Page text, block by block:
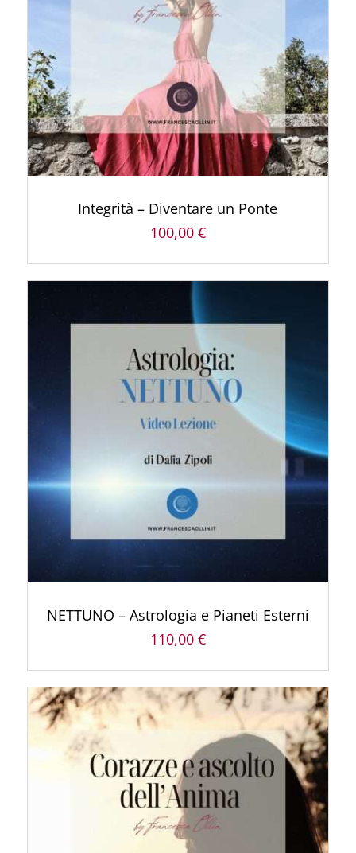
AGGIUNGI AL CARRELLO /
Integrità – Diventare un Ponte
100,00 €
DETTAGLI
NETTUNO – Astrologia e Pianeti Esterni
110,00 €
AGGIUNGI AL CARRELLO